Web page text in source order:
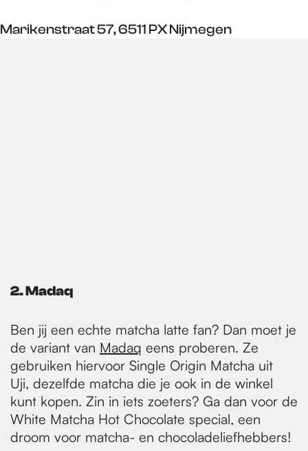
Marikenstraat 57, 6511 PX Nijmegen
2.Madaq
Ben jij een echte matcha latte fan? Dan moet je
de variant van Madaq eens proberen. Ze
gebruiken hiervoor Single Origin Matcha uit
Uji, dezelfde matcha die je ook in de winkel
kunt kopen. Zin in iets zoeters? Ga dan voor de
White Matcha Hot Chocolate special, een
droom voor matcha- en chocoladeliefhebbers!